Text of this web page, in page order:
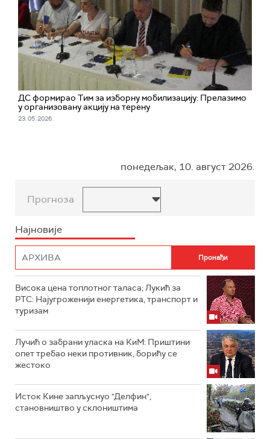
ДС формирао Тим за изборну мобилизацију: Прелазимо
у организовану акцију на терену
23. 05. 2026.
понедељак, 10. август 2026.
Прогноза
Најновије
Висока цена топлотног таласа; Лукић за
РТС: Најугроженији енергетика, транспорт и
туризам
Лучић о забрани уласка на КиМ: Приштини
опет требао неки противник, борићу се
жестоко
Исток Кине запљуснуо "Делфин",
становништво у склоништима